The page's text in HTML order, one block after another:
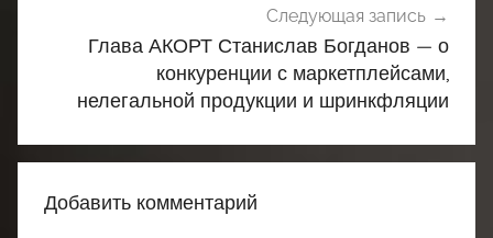
Следующая запись
Глава АКОРТ Станислав Богданов — о
конкуренции с маркетплейсами,
нелегальной продукции и шринкфляции
Добавить комментарий